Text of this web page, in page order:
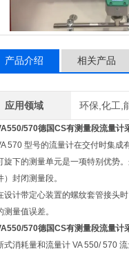
产品介绍 相关产品
应用领域 环保,化工,
570德国CS有测量段流量计
570 型号的流量计在交付时集成
旋下的测量单元是一项特别优势
）封闭测量段。
设计带定心装置的螺纹套管接头
测量值误差。
570德国CS有测量段流量计
式消耗量和流量计 VA 550/ 570